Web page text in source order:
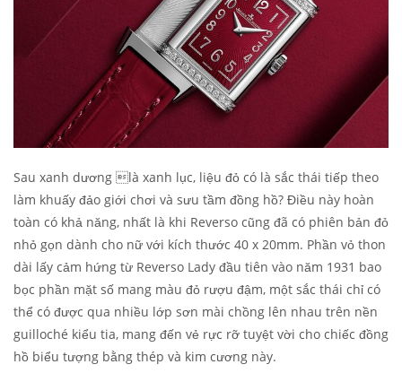
Sau xanh dương là xanh lục, liệu đỏ có là sắc thái tiếp theo
làm khuấy đảo giới chơi và sưu tầm đồng hồ? Điều này hoàn
toàn có khả năng, nhất là khi Reverso cũng đã có phiên bản đỏ
nhỏ gọn dành cho nữ với kích thước 40 x 20mm. Phần vỏ thon
dài lấy cảm hứng từ Reverso Lady đầu tiên vào năm 1931 bao
bọc phần mặt số mang màu đỏ rượu đậm, một sắc thái chỉ có
thể có được qua nhiều lớp sơn mài chồng lên nhau trên nền
guilloché kiểu tia, mang đến vẻ rực rỡ tuyệt vời cho chiếc đồng
hồ biểu tượng bằng thép và kim cương này.